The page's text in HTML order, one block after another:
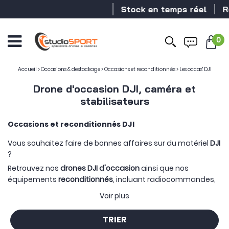
Stock en temps réel
0
Accueil >Occasions & destockage>Occasions et reconditionnés> Les occas' DJI
Drone d'occasion DJI, caméra et
stabilisateurs
Occasions et reconditionnés DJI
Vous souhaitez faire de bonnes affaires sur du matériel DJI
?
Retrouvez nos drones DJI d'occasionainsi que nos
équipements reconditionnés, incluant radiocommandes,
stabilisateurs, caméras et autres accessoires, tous
vérifiés et testés
vente.
Tous nos produits
Voir plus
TRIER